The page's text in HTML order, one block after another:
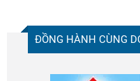
ĐỒNG HÀNH CÙNG